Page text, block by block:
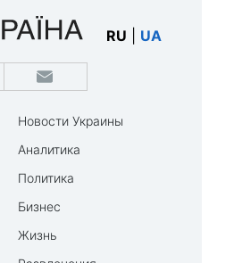
RU UA
Новости Украины
Аналитика
Политика
Бизнес
Жизнь